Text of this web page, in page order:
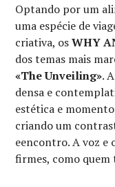
Optando por um
uma espécie de
criativa, osWHY
dos temas mais
«The Unveiling».
densa e
estética e
criando um
eencontro. A voz e
firmes, como